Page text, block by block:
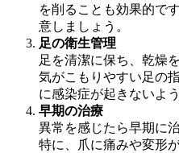
を削ることも効果的で
意しましょう。
足の衛生管理
足を清潔に保ち、乾燥
気がこもりやすい足の
に感染症が起きないよ
早期の治療
異常を感じたら早期に
特に、爪に痛みや変形